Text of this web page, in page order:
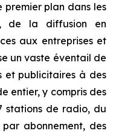
plan dans les
de la diffusion en
aux entreprises et
un vaste éventail de
et publicitaires à des
entier, y compris des
stations de radio, du
abonnement, des